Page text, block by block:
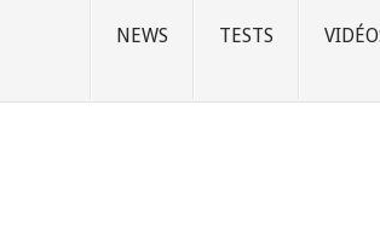
NEWS TESTS